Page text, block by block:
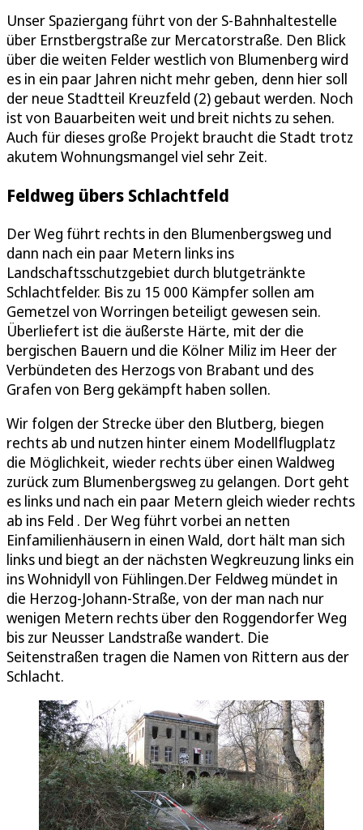
Unser Spaziergang führt von der S-Bahnhaltestelle
über Ernstbergstraße zur Mercatorstraße. Den Blick
über die weiten Felder westlich von Blumenberg wird
es in ein paar Jahren nicht mehr geben, denn hier soll
der neue Stadtteil Kreuzfeld (2) gebaut werden. Noch
ist von Bauarbeiten weit und breit nichts zu sehen.
Auch für dieses große Projekt braucht die Stadt trotz
akutem Wohnungsmangel viel sehr Zeit.
Feldweg übers Schlachtfeld
Der Weg führt rechts in den Blumenbergsweg und
dann nach ein paar Metern links ins
Landschaftsschutzgebiet durch blutgetränkte
Schlachtfelder. Bis zu 15 000 Kämpfer sollen am
Gemetzel von Worringen beteiligt gewesen sein.
Überliefert ist die äußerste Härte, mit der die
bergischen Bauern und die Kölner Miliz im Heer der
Verbündeten des Herzogs von Brabant und des
Grafen von Berg gekämpft haben sollen.
Wir folgen der Strecke über den Blutberg, biegen
rechts ab und nutzen hinter einem Modellflugplatz
die Möglichkeit, wieder rechts über einen Waldweg
zurück zum Blumenbergsweg zu gelangen. Dort geht
es links und nach ein paar Metern gleich wieder rechts
ab ins Feld . Der Weg führt vorbei an netten
Einfamilienhäusern in einen Wald, dort hält man sich
links und biegt an der nächsten Wegkreuzung links ein
ins Wohnidyll von Fühlingen.Der Feldweg mündet in
die Herzog-Johann-Straße, von der man nach nur
wenigen Metern rechts über den Roggendorfer Weg
bis zur Neusser Landstraße wandert. Die
Seitenstraßen tragen die Namen von Rittern aus der
Schlacht.